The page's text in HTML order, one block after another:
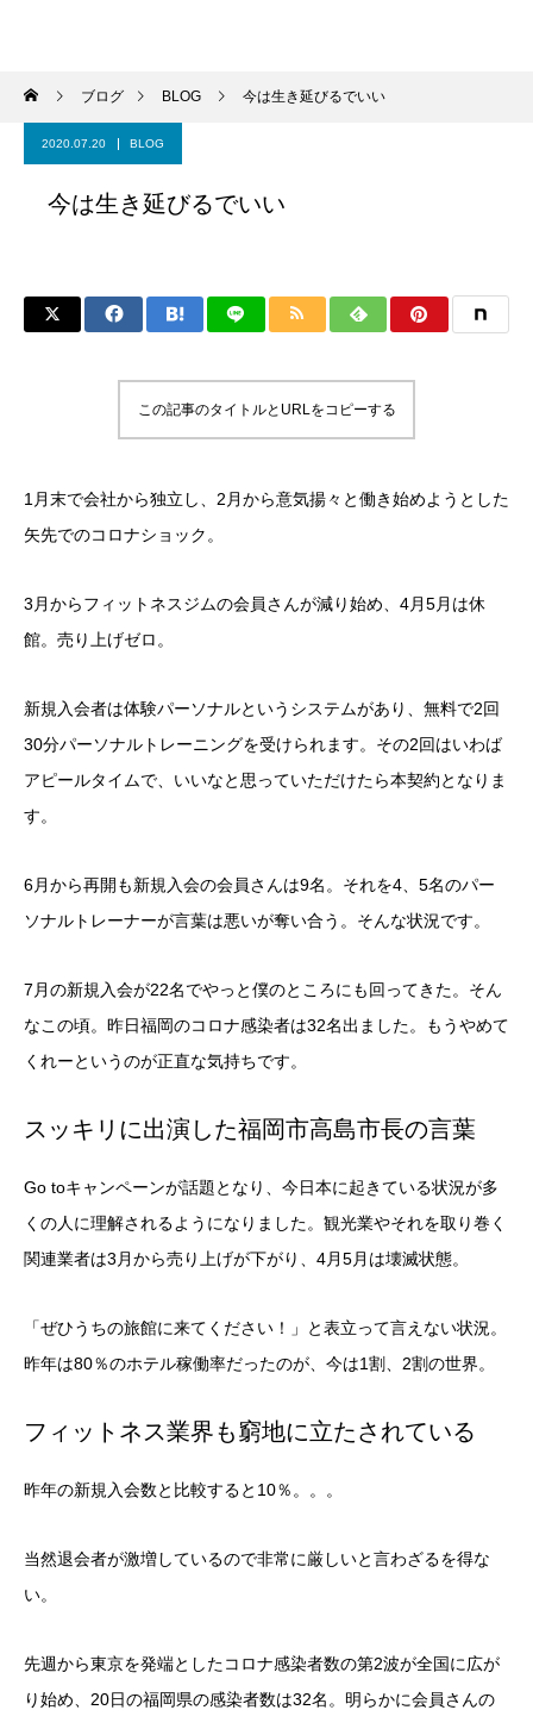
ブログ BLOG 今は生き延びるでいい
2020.07.20 BLOG
今は生き延びるでいい
この記事のタイトルとURLをコピーする
1月末で会社から独立し、2月から意気揚々と働き始めようとした
矢先でのコロナショック。
3月からフィットネスジムの会員さんが減り始め、4月5月は休
館。売り上げゼロ。
新規入会者は体験パーソナルというシステムがあり、無料で2回
30分パーソナルトレーニングを受けられます。その2回はいわば
アピールタイムで、いいなと思っていただけたら本契約となりま
す。
6月から再開も新規入会の会員さんは9名。それを4、5名のパー
ソナルトレーナーが言葉は悪いが奪い合う。そんな状況です。
7月の新規入会が22名でやっと僕のところにも回ってきた。そん
なこの頃。昨日福岡のコロナ感染者は32名出ました。もうやめて
くれーというのが正直な気持ちです。
スッキリに出演した福岡市高島市長の言葉
Go toキャンペーンが話題となり、今日本に起きている状況が多
くの人に理解されるようになりました。観光業やそれを取り巻く
関連業者は3月から売り上げが下がり、4月5月は壊滅状態。
「ぜひうちの旅館に来てください！」と表立って言えない状況。
昨年は80％のホテル稼働率だったのが、今は1割、2割の世界。
フィットネス業界も窮地に立たされている
昨年の新規入会数と比較すると10％。。。
当然退会者が激増しているので非常に厳しいと言わざるを得な
い。
先週から東京を発端としたコロナ感染者数の第2波が全国に広が
り始め、20日の福岡県の感染者数は32名。明らかに会員さんの